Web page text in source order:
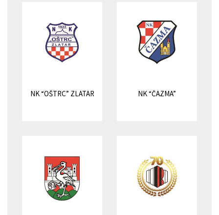
NK “OŠTRC” ZLATAR NK “ČAZMA”